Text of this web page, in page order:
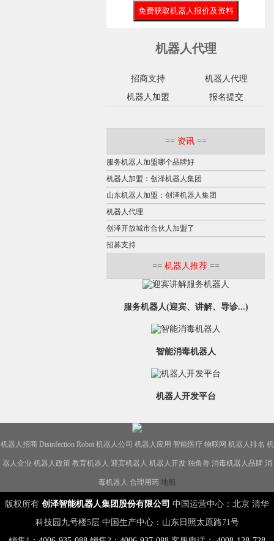
机器人代理
招商支持
机器人代理
机器人加盟
报名提交
== 资讯==
服务机器人加盟哪个品牌好
机器人加盟：创泽机器人集团
山东机器人加盟：创泽机器人集团
机器人代理
创泽开放城市合伙人加盟了
招募支持
== 机器人推荐==
服务机器人(迎宾、讲解、导诊...)
智能消毒机器人
机器人开发平台
机器人招商 Disinfection Robot 机器人公司 机器人应用 智能医疗 物联网 机器人排名 机
器人企业 机器人政策 教育机器人 迎宾机器人 机器人开发 独角兽 消毒机器人品牌 消
毒机器人 合理用药 地图
版权所有 创泽智能机器人集团股份有限公司 中国运营中心：北京 清华
科技园九号楼5层 中国生产中心：山东日照太原路71号